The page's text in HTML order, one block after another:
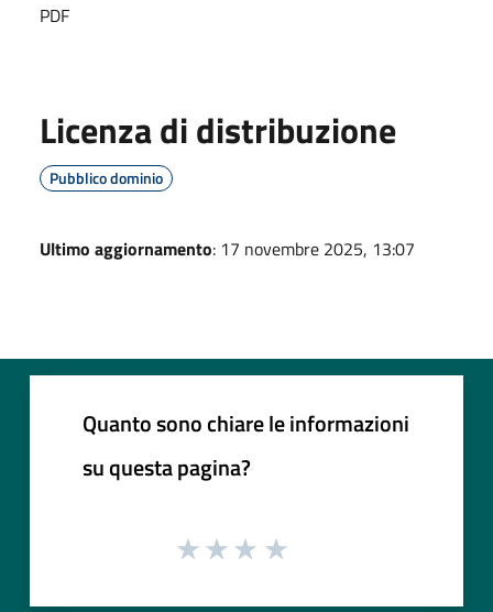
PDF
Licenza di distribuzione
Pubblico dominio
Ultimo aggiornamento: 17 novembre 2025, 13:07
Quanto sono chiare le informazioni
su questa pagina?